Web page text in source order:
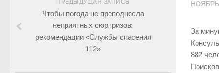
НОЯБРЬ
За
882
ПРЕДЫДУЩАЯ ЗАПИСЬ
Чтобы погода не преподнесла
неприятных сюрпризов:
рекомендации «Службы спасения
112»